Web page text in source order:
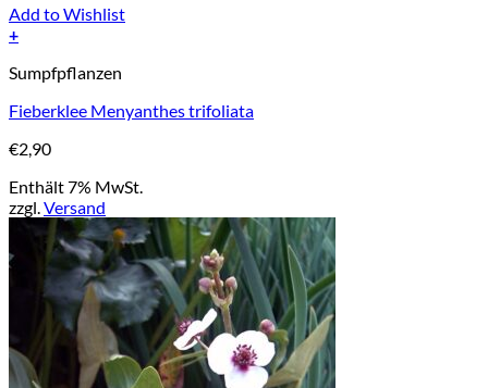
Add to Wishlist
+
Sumpfpflanzen
Fieberklee Menyanthes trifoliata
€2,90
Enthält 7% MwSt.
zzgl.Versand